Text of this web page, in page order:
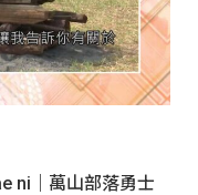
ni｜萬山部落勇士